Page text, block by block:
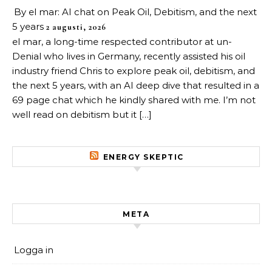
By el mar: AI chat on Peak Oil, Debitism, and the next
5 years 2 augusti, 2026
el mar, a long-time respected contributor at un-
Denial who lives in Germany, recently assisted his oil
industry friend Chris to explore peak oil, debitism, and
the next 5 years, with an AI deep dive that resulted in a
69 page chat which he kindly shared with me. I’m not
well read on debitism but it […]
ENERGY SKEPTIC
META
Logga in